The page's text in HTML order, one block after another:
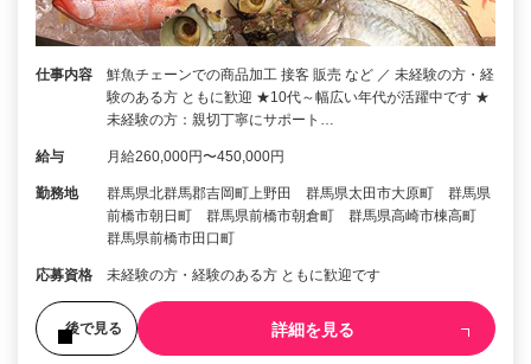
仕事内容
鮮魚チェーンでの商品加工 接客 販売 など ／ 未経験の方・経
験のある方 ともに歓迎 ★10代～幅広い年代が活躍中です ★
未経験の方：親切丁寧にサポート…
給与 月給260,000円〜450,000円
勤務地
群馬県北群馬郡吉岡町上野田 群馬県太田市大原町 群馬県
前橋市朝日町 群馬県前橋市朝倉町 群馬県高崎市棟高町
群馬県前橋市田口町
応募資格 未経験の方・経験のある方 ともに歓迎です
後で見る 詳細を見る